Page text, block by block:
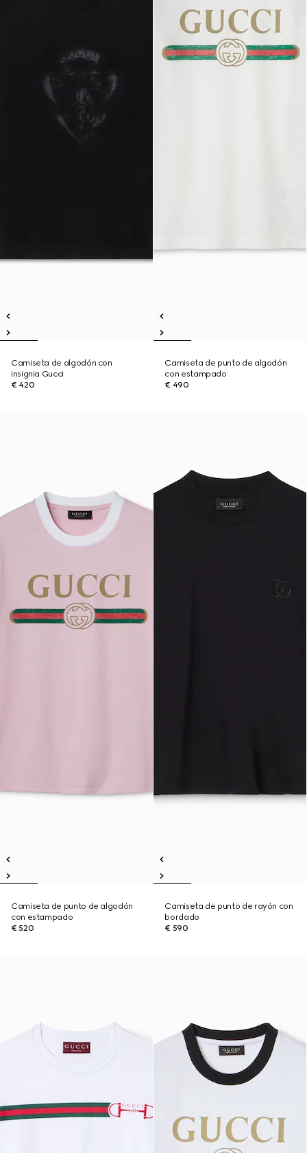
Camiseta de algodón con
insignia Gucci
€ 420
Camiseta de punto de algodón
con estampado
€ 490
Camiseta de punto de algodón
con estampado
€ 520
Camiseta de punto de rayón con
bordado
€ 590